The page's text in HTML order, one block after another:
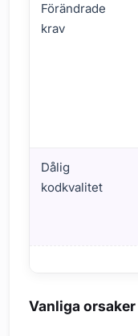
Förändrade
krav
Dålig
kodkvalitet
Vanliga orsaker